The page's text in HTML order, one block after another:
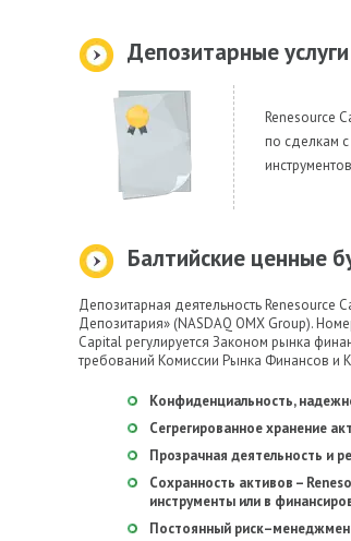
Депозитарные услуги
Renesource
по сделкам
Балтийские ценные
Депозитарная деятельность Renesource
Депозитария» (NASDAQ OMX Group).
Capital регулируется Законом рынка
требований Комиссии Рынка Финансов и
Конфиденциальность,
Сегрегированное хранение
Прозрачная деятельность и
Сохранность активов –
инструменты или в
Постоянный